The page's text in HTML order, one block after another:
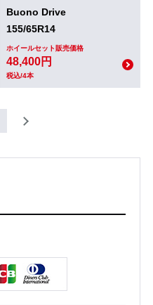
Buono Drive
155/65R14
ホイールセット販売価格
48,400円
税込/4本